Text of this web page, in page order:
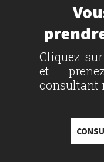
Cliquez
et
consultant